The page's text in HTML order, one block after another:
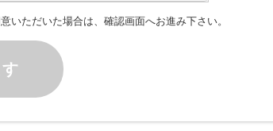
いただいた場合は、確認画面へお進み下さい。